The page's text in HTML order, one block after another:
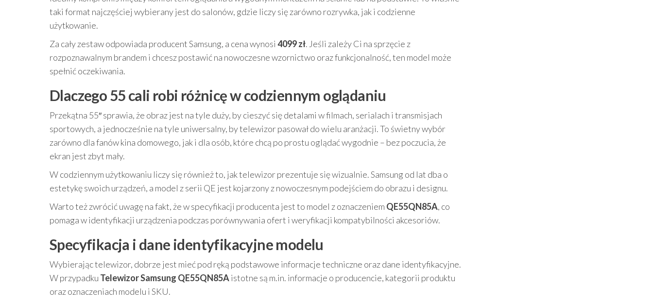
taki format najczęściej wybierany jest do salonów, gdzie liczy się zarówno rozrywka, jak i codzienne
użytkowanie.
Za cały zestaw odpowiada producent Samsung, a cena wynosi 4099 zł. Jeśli zależy Ci na sprzęcie z
rozpoznawalnym brandem i chcesz postawić na nowoczesne wzornictwo oraz funkcjonalność, ten model może
spełnić oczekiwania.
Dlaczego 55 cali robi różnicę w codziennym oglądaniu
Przekątna 55″ sprawia, że obraz jest na tyle duży, by cieszyć się detalami w filmach, serialach i transmisjach
sportowych, a jednocześnie na tyle uniwersalny, by telewizor pasował do wielu aranżacji. To świetny wybór
zarówno dla fanów kina domowego, jak i dla osób, które chcą po prostu oglądać wygodnie – bez poczucia, że
ekran jest zbyt mały.
W codziennym użytkowaniu liczy się również to, jak telewizor prezentuje się wizualnie. Samsung od lat dba o
estetykę swoich urządzeń, a model z serii QE jest kojarzony z nowoczesnym podejściem do obrazu i designu.
Warto też zwrócić uwagę na fakt, że w specyfikacji producenta jest to model z oznaczeniem QE55QN85A, co
pomaga w identyfikacji urządzenia podczas porównywania ofert i weryfikacji kompatybilności akcesoriów.
Specyfikacja i dane identyfikacyjne modelu
Wybierając telewizor, dobrze jest mieć pod ręką podstawowe informacje techniczne oraz dane identyfikacyjne.
W przypadku Telewizor Samsung QE55QN85Aistotne są m.in. informacje o producencie, kategorii produktu
oraz oznaczeniach modelu i SKU.